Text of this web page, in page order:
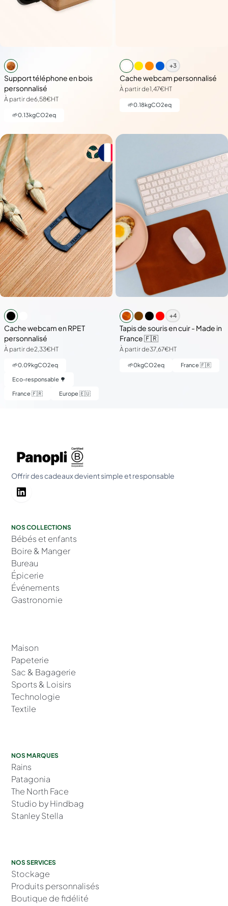
Support téléphone en bois
personnalisé
À partir de6,58€HT
🌱0.13kgCO2eq
+3
Cache webcam personnalisé
À partir de1,47€HT
🌱0.18kgCO2eq
Cache webcam en RPET
personnalisé
À partir de2,33€HT
🌱0.09kgCO2eq
Eco-responsable 🌳
France 🇫🇷 Europe 🇪🇺
+4
Tapis de souris en cuir - Made in
France 🇫🇷
À partir de37,67€HT
🌱0kgCO2eq France 🇫🇷
Offrir des cadeaux devient simple et responsable
NOS COLLECTIONS
Bébés et enfants
Boire & Manger
Bureau
Épicerie
Événements
Gastronomie
Maison
Papeterie
Sac & Bagagerie
Sports & Loisirs
Technologie
Textile
NOS MARQUES
Rains
Patagonia
The North Face
Studio by Hindbag
Stanley Stella
NOS SERVICES
Stockage
Produits personnalisés
Boutique de fidélité